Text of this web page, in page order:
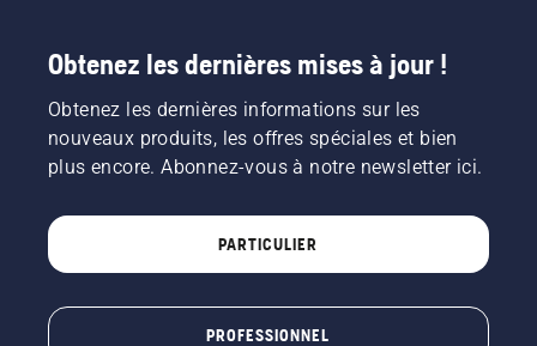
Obtenez les dernières mises à jour !
Obtenez les dernières informations sur les
nouveaux produits, les offres spéciales et bien
plus encore. Abonnez-vous à notre newsletter ici.
PARTICULIER
PROFESSIONNEL